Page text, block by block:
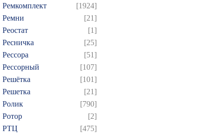
Ремкомплект
[1924]
Ремни
[21]
Реостат
[1]
Ресничка
[25]
Рессора
[51]
Рессорный
[107]
Решётка
[101]
Решетка
[21]
Ролик
[790]
Ротор
[2]
РТЦ
[475]